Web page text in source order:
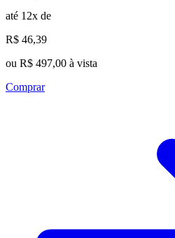
até 12x de
R$ 46,39
ou R$ 497,00 à vista
Comprar